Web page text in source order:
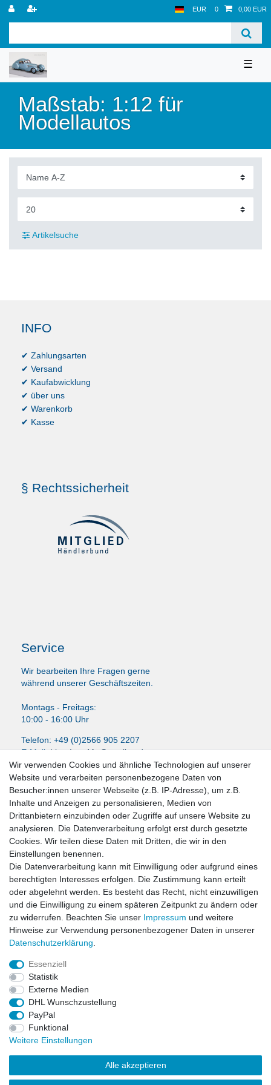
EUR 0 0,00 EUR
☰
Maßstab: 1:12 für
Modellautos
Artikelsuche
INFO
✔ Zahlungsarten
✔ Versand
✔ Kaufabwicklung
✔ über uns
✔ Warenkorb
✔ Kasse
§ Rechtssicherheit
Service
Wir bearbeiten Ihre Fragen gerne
während unserer Geschäftszeiten.
Montags - Freitags:
10:00 - 16:00 Uhr
Telefon: +49 (0)2566 905 2207
E-Mail:LissyInterMo@t-online.de
News-Letter abonieren
VORNAME NACHNAME
E-MAIL **
Newsletter
Honig
Hiermit bestätige ich, dass ich dieDaten­schutz­erklärunggelesen habe. Meine
Einwilligung kann ich jederzeit widerrufen.**
Abonnieren
Impressum
Widerrufs­recht
Wir verwenden Cookies und ähnliche Technologien auf unserer
Website und verarbeiten personenbezogene Daten von
Besucher:innen unserer Webseite (z.B. IP-Adresse), um z.B.
Inhalte und Anzeigen zu personalisieren, Medien von
Drittanbietern einzubinden oder Zugriffe auf unsere Website zu
analysieren. Die Datenverarbeitung erfolgt erst durch gesetzte
Cookies. Wir teilen diese Daten mit Dritten, die wir in den
Einstellungen benennen.
Die Datenverarbeitung kann mit Einwilligung oder aufgrund eines
berechtigten Interesses erfolgen. Die Zustimmung kann erteilt
oder abgelehnt werden. Es besteht das Recht, nicht einzuwilligen
und die Einwilligung zu einem späteren Zeitpunkt zu ändern oder
zu widerrufen. Beachten Sie unser Impressum und weitere
Hinweise zur Verwendung personenbezogener Daten in unserer
Daten­schutz­erklärung
Essenziell
Statistik
Externe Medien
DHL Wunschzustellung
PayPal
Funktional
Weitere Einstellungen
Alle akzeptieren
LissyInterMo Modellautos Modellbausätze Vitrinen Modellautos
bekannter Hersteller Autoart Minichamps 1:43 1:18 1:12